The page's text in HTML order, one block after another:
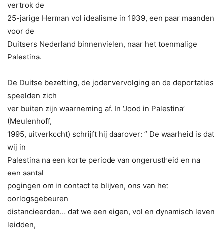
vertrok de
25-jarige Herman vol idealisme in 1939, een paar maanden
voor de
Duitsers Nederland binnenvielen, naar het toenmalige
Palestina.
De Duitse bezetting, de jodenvervolging en de deportaties
speelden zich
ver buiten zijn waarneming af. In ‘Jood in Palestina’
(Meulenhoff,
1995, uitverkocht) schrijft hij daarover: ” De waarheid is dat
wij in
Palestina na een korte periode van ongerustheid en na
een aantal
pogingen om in contact te blijven, ons van het
oorlogsgebeuren
distancieerden… dat we een eigen, vol en dynamisch leven
leidden,